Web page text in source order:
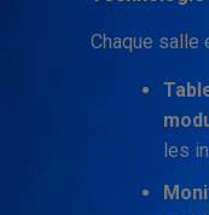
Chaque salle
les